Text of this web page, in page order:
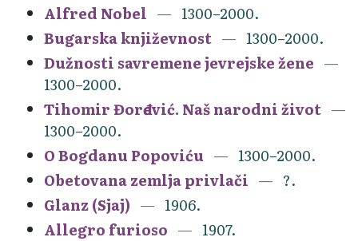
Alfred Nobel
1300–2000.
Bugarska književnost
1300–2000.
Dužnosti savremene jevrejske žene
1300–2000.
Tihomir Đorđević. Naš narodni život
1300–2000.
O Bogdanu Popoviću
1300–2000.
Obetovana zemlja privlači
?.
Glanz (Sjaj)
1906.
Allegro furioso
1907.